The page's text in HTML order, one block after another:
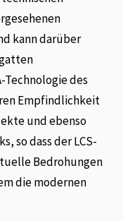
kann darüber
des
Empfindlichkeit
und ebenso
so dass der LCS-
Bedrohungen
die modernen